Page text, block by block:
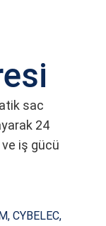
sac
24
iş gücü
CYBELEC,